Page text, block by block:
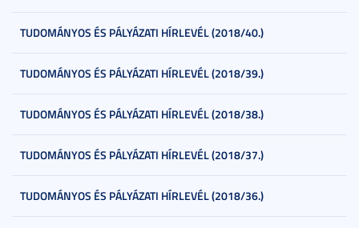
TUDOMÁNYOS ÉS PÁLYÁZATI HÍRLEVÉL (2018/40.)
TUDOMÁNYOS ÉS PÁLYÁZATI HÍRLEVÉL (2018/39.)
TUDOMÁNYOS ÉS PÁLYÁZATI HÍRLEVÉL (2018/38.)
TUDOMÁNYOS ÉS PÁLYÁZATI HÍRLEVÉL (2018/37.)
TUDOMÁNYOS ÉS PÁLYÁZATI HÍRLEVÉL (2018/36.)